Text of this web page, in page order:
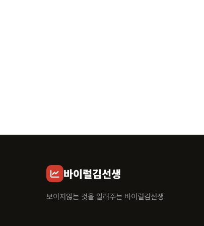
바이럴김선생
보이지않는 것을 알려주는 바이럴김선생